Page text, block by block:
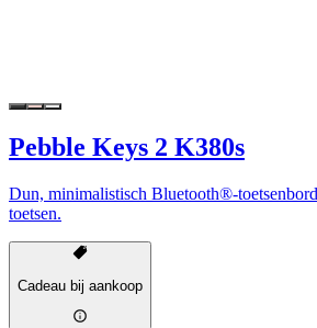
Pebble Keys 2 K380s
Dun, minimalistisch Bluetooth®-toetsenbord
toetsen.
Cadeau bij aankoop